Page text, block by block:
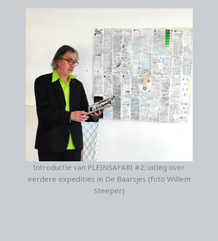
Introductie van PLEINSAFARI #2; uitleg over
eerdere expedities in De Baarsjes (foto Willem
Steeper)